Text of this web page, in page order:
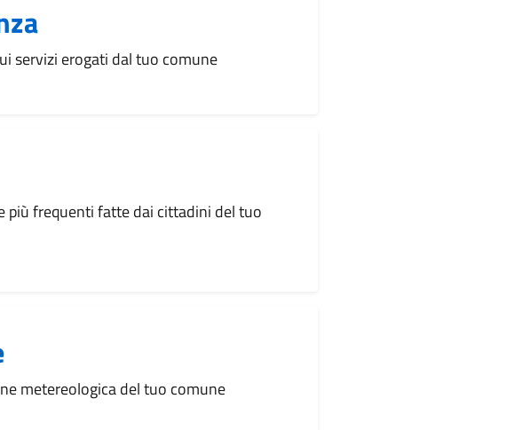
servizi erogati dal tuo comune
più frequenti fatte dai cittadini del tuo
metereologica del tuo comune